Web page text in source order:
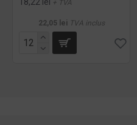
+ TVA
22,05 lei TVA inclus